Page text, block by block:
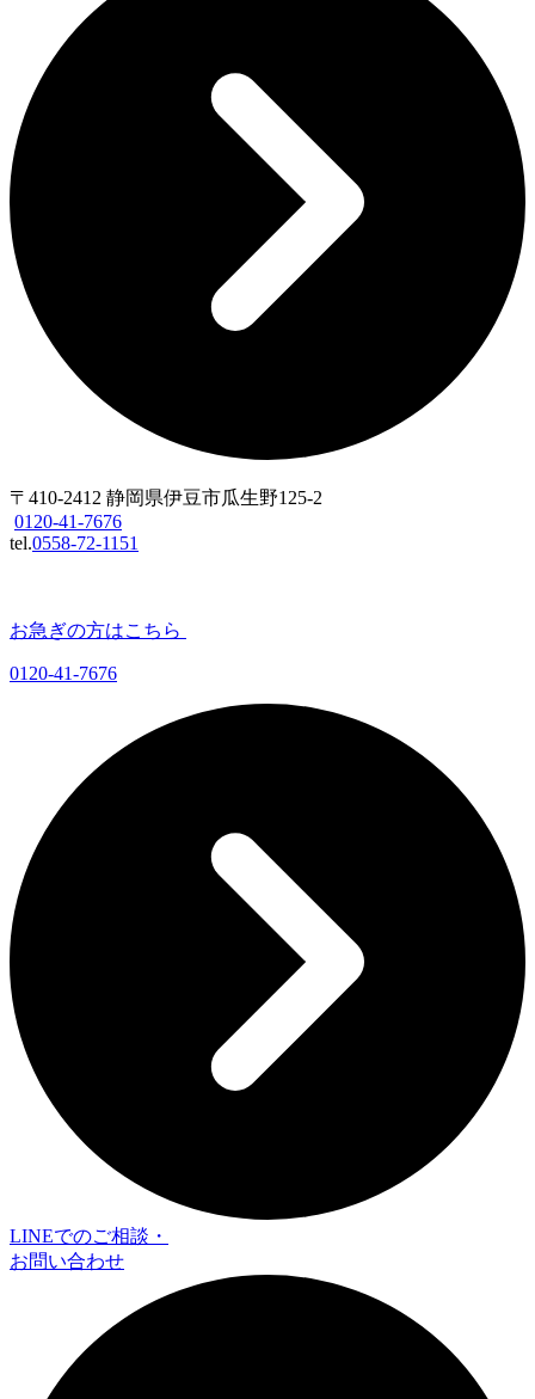
〒410-2412 静岡県伊豆市瓜生野125-2
0120-41-7676
tel.0558-72-1151
お急ぎの方はこちら
0120-41-7676
LINEでのご相談・
お問い合わせ